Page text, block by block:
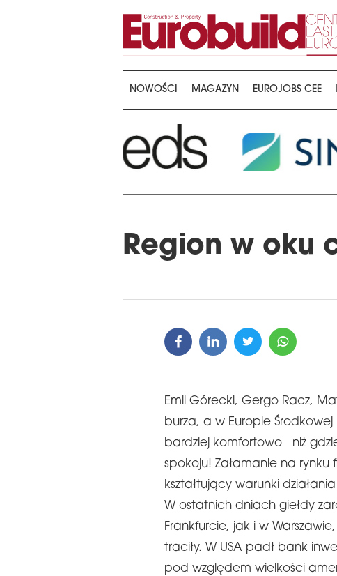
NOWOŚCI MAGAZYN EUROJOBS CEE
Region w oku
Emil Górecki, Gergo Racz,
burza, a w Europie
bardziej komfortowo niż
spokoju! Załamanie na rynku
kształtujący warunki
W ostatnich dniach giełdy
Frankfurcie, jak i w
traciły. W USA padł bank
pod względem wielkości